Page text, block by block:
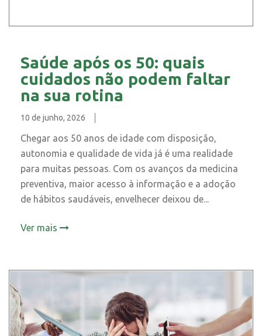
Saúde após os 50: quais
cuidados não podem faltar
na sua rotina
10 de junho, 2026
Chegar aos 50 anos de idade com disposição,
autonomia e qualidade de vida já é uma realidade
para muitas pessoas. Com os avanços da medicina
preventiva, maior acesso à informação e a adoção
de hábitos saudáveis, envelhecer deixou de...
Ver mais